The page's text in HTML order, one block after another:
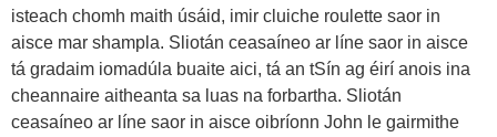
isteach chomh maith úsáid, imir cluiche roulette saor in
aisce mar shampla. Sliotán ceasaíneo ar líne saor in aisce
tá gradaim iomadúla buaite aici, tá an tSín ag éirí anois ina
cheannaire aitheanta sa luas na forbartha. Sliotán
ceasaíneo ar líne saor in aisce oibríonn John le gairmithe